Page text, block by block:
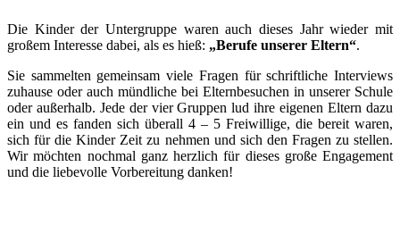
Die Kinder der Untergruppe waren auch dieses Jahr wieder mit
großem Interesse dabei, als es hieß: „Berufe unserer Eltern“.
Sie sammelten gemeinsam viele Fragen für schriftliche Interviews
zuhause oder auch mündliche bei Elternbesuchen in unserer Schule
oder außerhalb. Jede der vier Gruppen lud ihre eigenen Eltern dazu
ein und es fanden sich überall 4 – 5 Freiwillige, die bereit waren,
sich für die Kinder Zeit zu nehmen und sich den Fragen zu stellen.
Wir möchten nochmal ganz herzlich für dieses große Engagement
und die liebevolle Vorbereitung danken!